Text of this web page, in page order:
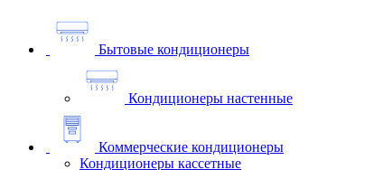
Бытовые кондиционеры
Кондиционеры настенные
Коммерческие кондиционеры
Кондиционеры кассетные